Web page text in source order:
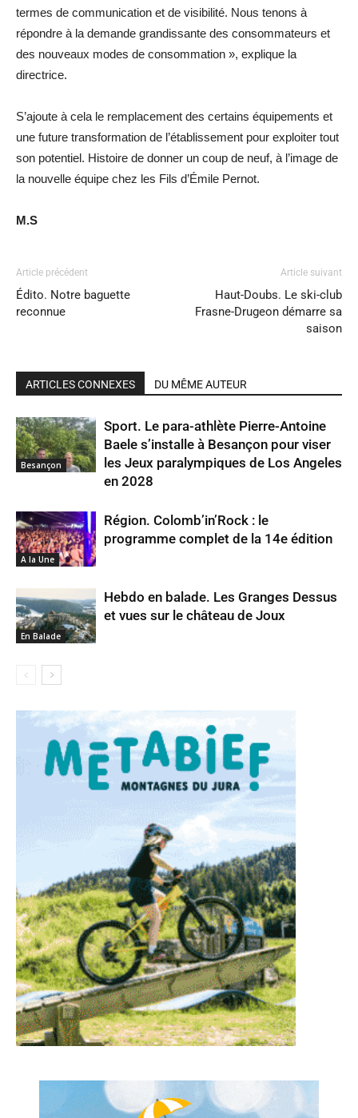
termes de communication et de visibilité. Nous tenons à
répondre à la demande grandissante des consommateurs et
des nouveaux modes de consommation », explique la
directrice.
S’ajoute à cela le remplacement des certains équipements et
une future transformation de l’établissement pour exploiter tout
son potentiel. Histoire de donner un coup de neuf, à l’image de
la nouvelle équipe chez les Fils d’Émile Pernot.
M.S
Article précédent
Édito. Notre baguette
reconnue
Article suivant
Haut-Doubs. Le ski-club
Frasne-Drugeon démarre sa
saison
ARTICLES CONNEXES DU MÊME AUTEUR
Besançon
Sport. Le para-athlète Pierre-Antoine
Baele s’installe à Besançon pour viser
les Jeux paralympiques de Los Angeles
en 2028
A la Une
Région. Colomb’in’Rock : le
programme complet de la 14e édition
En Balade
Hebdo en balade. Les Granges Dessus
et vues sur le château de Joux